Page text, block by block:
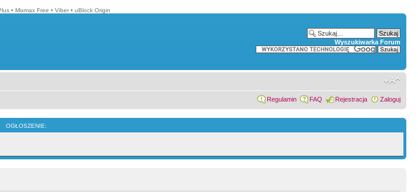
• Mixmax Free • Viber • uBlock Origin
Wyszukiwarka Forum
Regulamin FAQ Rejestracja Zaloguj
OGŁOSZENIE: